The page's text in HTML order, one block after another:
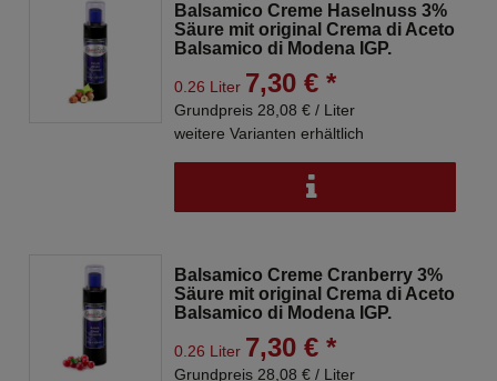
Balsamico Creme Haselnuss 3%
Säure mit original Crema di Aceto
Balsamico di Modena IGP.
0.26 Liter 7,30 € *
Grundpreis 28,08 € / Liter
weitere Varianten erhältlich
Balsamico Creme Cranberry 3%
Säure mit original Crema di Aceto
Balsamico di Modena IGP.
0.26 Liter 7,30 € *
Grundpreis 28,08 € / Liter